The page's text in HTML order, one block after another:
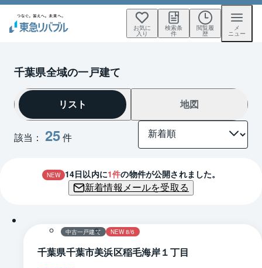
お気に
入り
検索条
件
閲覧履
歴
メ
ニュー
千葉県全域の一戸建て
該当： 25件
リスト 地図
NEW 14日以内に1件の物件が公開されました。
新着情報メールを受取る
中古一戸建て NEW 8/6
千葉県千葉市美浜区稲毛海岸１丁目